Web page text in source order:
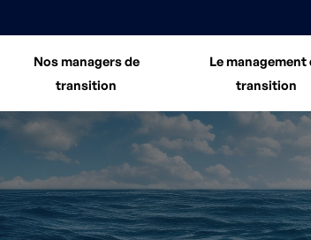
Nos managers de
transition
Le management
transition